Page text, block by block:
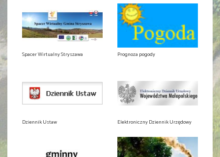
Spacer Wirtualny Stryszawa Prognoza pogody
Dziennik Ustaw Elektroniczny Dziennik Urzędowy